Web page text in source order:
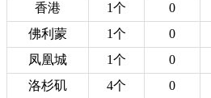
香港
1个 0
佛利蒙
1个 0
凤凰城
1个 0
洛杉矶
4个 0